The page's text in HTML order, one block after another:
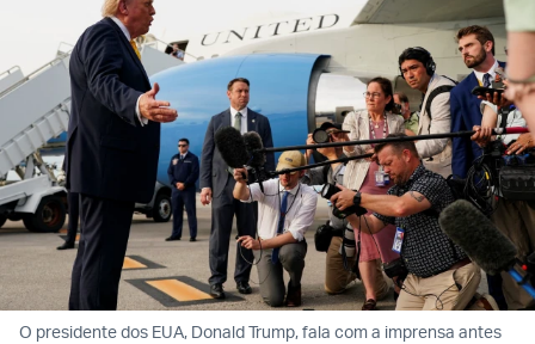
O presidente dos EUA, Donald Trump, fala com a imprensa antes